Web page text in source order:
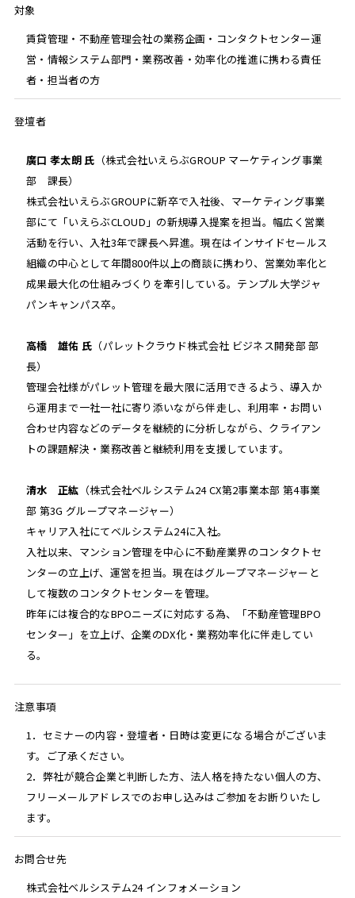
対象
賃貸管理・不動産管理会社の業務企画・コンタクトセンター運
営・情報システム部門・業務改善・効率化の推進に携わる責任
者・担当者の方
登壇者
廣口 孝太朗 氏 （株式会社いえらぶGROUP マーケティング事業
部 課長）
株式会社いえらぶGROUPに新卒で入社後、マーケティング事業
部にて「いえらぶCLOUD」の新規導入提案を担当。幅広く営業
活動を行い、入社3年で課長へ昇進。現在はインサイドセールス
組織の中心として年間800件以上の商談に携わり、営業効率化と
成果最大化の仕組みづくりを牽引している。テンプル大学ジャ
パンキャンパス卒。
高橋 雄佑 氏 （パレットクラウド株式会社 ビジネス開発部 部
長）
管理会社様がパレット管理を最大限に活用できるよう、導入か
ら運用まで一社一社に寄り添いながら伴走し、利用率・お問い
合わせ内容などのデータを継続的に分析しながら、クライアン
トの課題解決・業務改善と継続利用を支援しています。
清水 正紘 （株式会社ベルシステム24 CX第2事業本部 第4事業
部 第3G グループマネージャー）
キャリア入社にてベルシステム24に入社。
入社以来、マンション管理を中心に不動産業界のコンタクトセ
ンターの立上げ、運営を担当。現在はグループマネージャーと
して複数のコンタクトセンターを管理。
昨年には複合的なBPOニーズに対応する為、「不動産管理BPO
センター」を立上げ、企業のDX化・業務効率化に伴走してい
る。
注意事項
1．セミナーの内容・登壇者・日時は変更になる場合がございま
す。ご了承ください。
2．弊社が競合企業と判断した方、法人格を持たない個人の方、
フリーメールアドレスでのお申し込みはご参加をお断りいたし
ます。
お問合せ先
株式会社ベルシステム24 インフォメーション